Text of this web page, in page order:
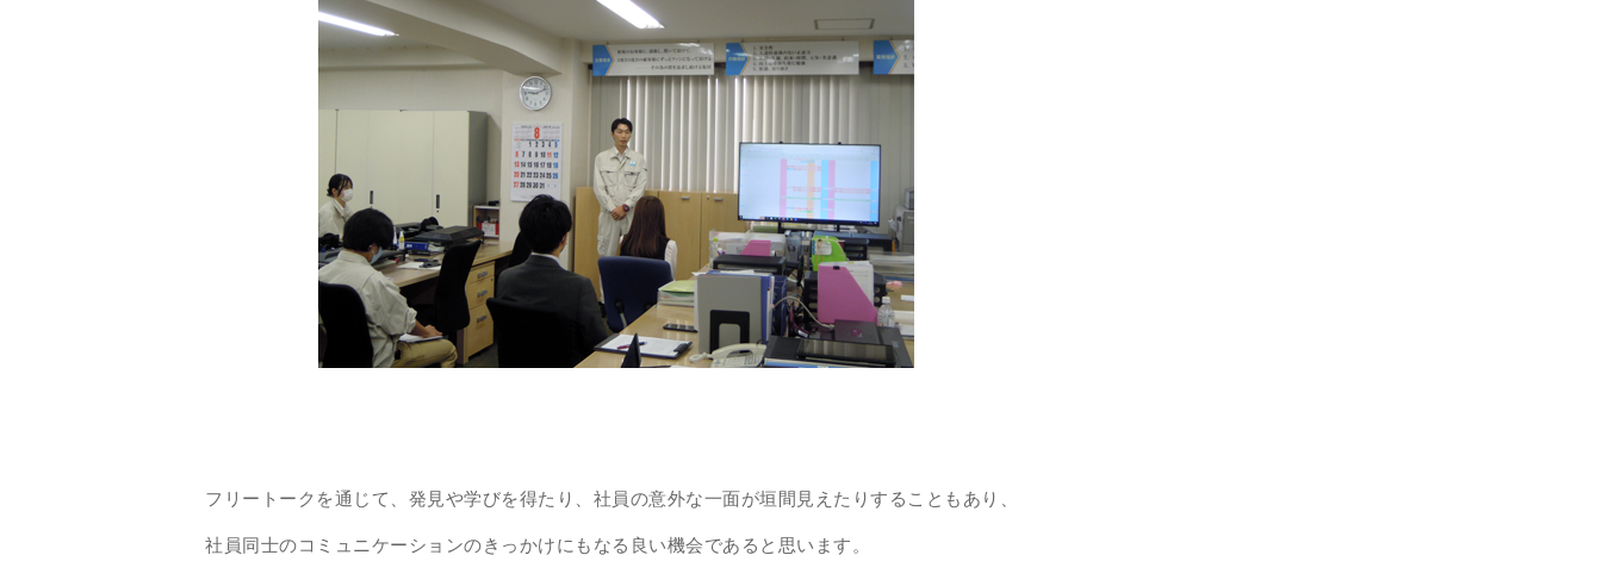
フリートークを通じて、発見や学びを得たり、社員の意外な一面が垣間見えたりすることもあり、
社員同士のコミュニケーションのきっかけにもなる良い機会であると思います。